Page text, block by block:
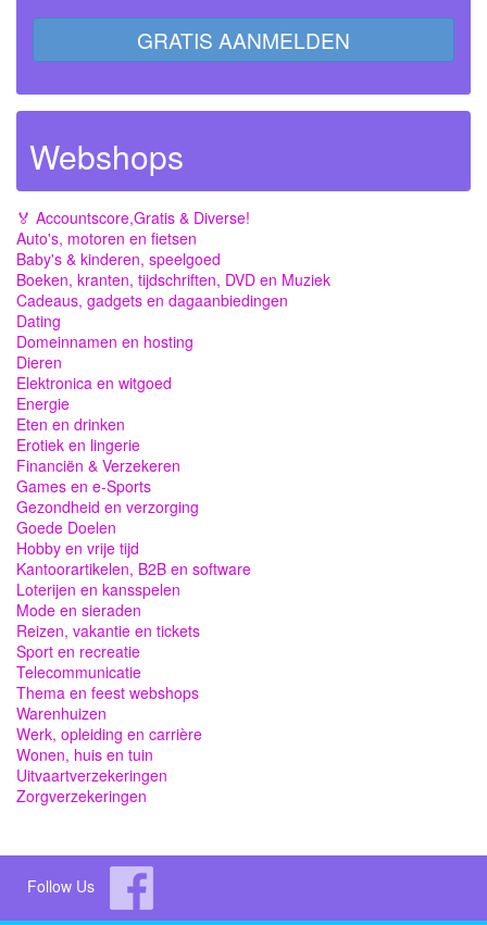
GRATIS AANMELDEN
Webshops
🏅 Accountscore,Gratis & Diverse!
Auto's, motoren en fietsen
Baby's & kinderen, speelgoed
Boeken, kranten, tijdschriften, DVD en Muziek
Cadeaus, gadgets en dagaanbiedingen
Dating
Domeinnamen en hosting
Dieren
Elektronica en witgoed
Energie
Eten en drinken
Erotiek en lingerie
Financiën & Verzekeren
Games en e-Sports
Gezondheid en verzorging
Goede Doelen
Hobby en vrije tijd
Kantoorartikelen, B2B en software
Loterijen en kansspelen
Mode en sieraden
Reizen, vakantie en tickets
Sport en recreatie
Telecommunicatie
Thema en feest webshops
Warenhuizen
Werk, opleiding en carrière
Wonen, huis en tuin
Uitvaartverzekeringen
Zorgverzekeringen
Follow Us